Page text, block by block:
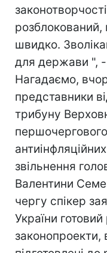
розблокований,
швидко.
для держави ",
Нагадаємо,
представники
трибуну
звільнення
Валентини
чергу спікер
України готовий
законопроекти,